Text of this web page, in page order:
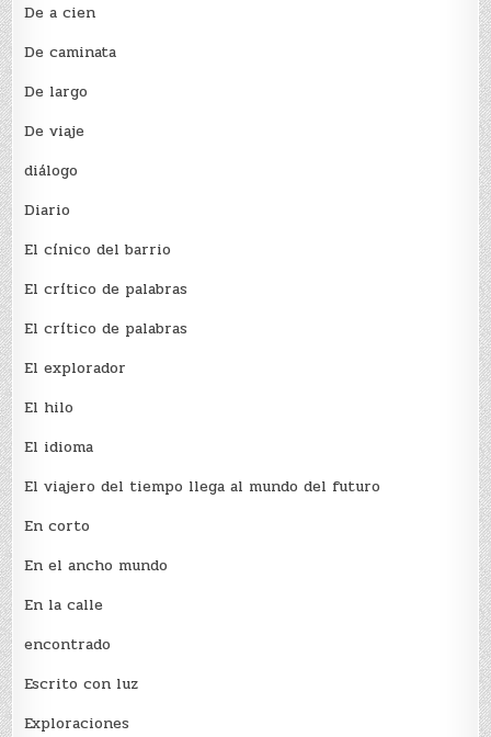
De a cien
De caminata
De largo
De viaje
diálogo
Diario
El cínico del barrio
El crí­tico de palabras
El crí­tico de palabras
El explorador
El hilo
El idioma
El viajero del tiempo llega al mundo del futuro
En corto
En el ancho mundo
En la calle
encontrado
Escrito con luz
Exploraciones